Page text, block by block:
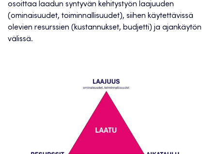
osoittaa laadun syntyvän kehitystyön laajuuden
(ominaisuudet, toiminnallisuudet), siihen käytettävissä
olevien resurssien (kustannukset, budjetti) ja ajankäytön
välissä.